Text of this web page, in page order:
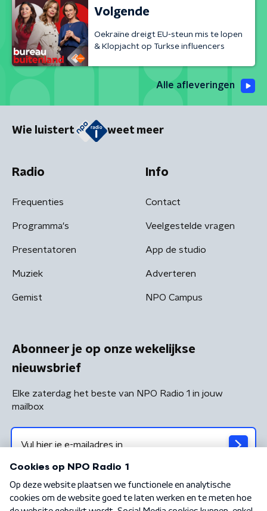
Volgende
Oekraïne dreigt EU-steun mis te lopen
& Klopjacht op Turkse influencers
Alle afleveringen
Wie luistert weet meer
Radio
Frequenties
Programma's
Presentatoren
Muziek
Gemist
Info
Contact
Veelgestelde vragen
App de studio
Adverteren
NPO Campus
Abonneer je op onze wekelijkse
nieuwsbrief
Elke zaterdag het beste van NPO Radio 1 in jouw
mailbox